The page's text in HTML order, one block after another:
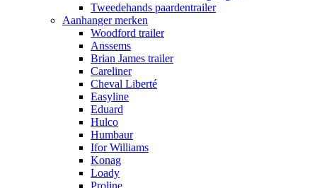
Tweedehands paardentrailer
Aanhanger merken
Woodford trailer
Anssems
Brian James trailer
Careliner
Cheval Liberté
Easyline
Eduard
Hulco
Humbaur
Ifor Williams
Konag
Loady
Proline